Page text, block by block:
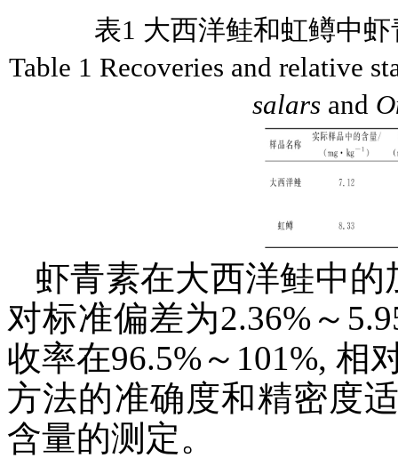
表1 大西洋鲑和虹鳟中
Table 1 Recoveries and relative
salars and
虾青素在大西洋鲑中的
对标准偏差为2.36%～
收率在96.5%～101%, 相
方法的准确度和精密度
含量的测定。